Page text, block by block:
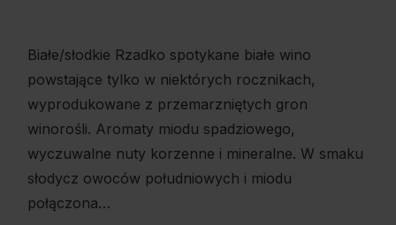
Białe/słodkie Rzadko spotykane białe wino
powstające tylko w niektórych rocznikach,
wyprodukowane z przemarzniętych gron
winorośli. Aromaty miodu spadziowego,
wyczuwalne nuty korzenne i mineralne. W smaku
słodycz owoców południowych i miodu
połączona…